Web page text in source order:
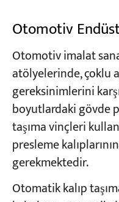
Otomotiv
Otomotiv imalat
atölyelerinde, çoklu
gereksinimlerini
boyutlardaki gövde
taşıma vinçleri
presleme
gerekmektedir.
Otomatik kalıp